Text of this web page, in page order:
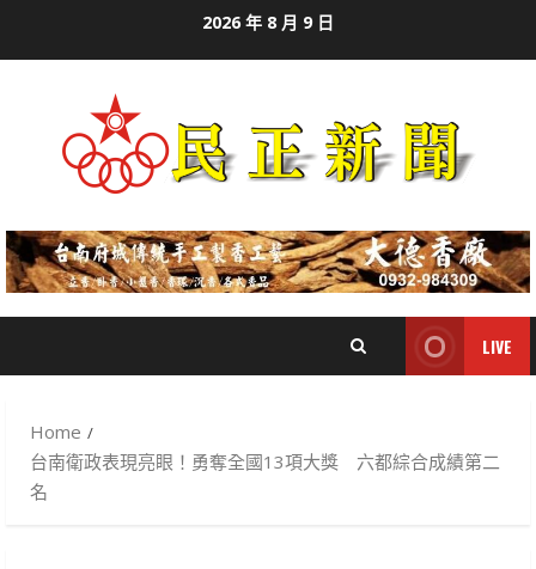
2026 年 8 月 9 日
LIVE
Home
台南衛政表現亮眼！勇奪全國13項大獎 六都綜合成績第二
名